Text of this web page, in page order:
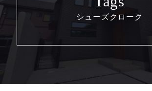
シューズクローク